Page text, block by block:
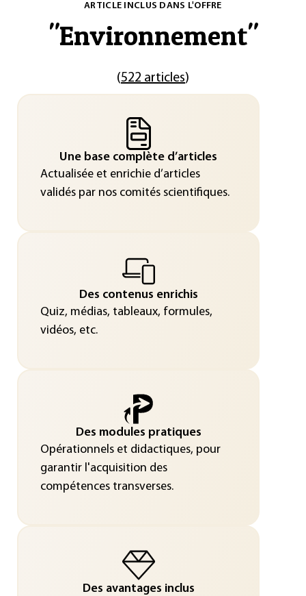
ARTICLE INCLUS DANS L'OFFRE
"Environnement"
(522 articles)
Une base complète d’articles
Actualisée et enrichie d’articles
validés par nos comités scientifiques.
Des contenus enrichis
Quiz, médias, tableaux, formules,
vidéos, etc.
Des modules pratiques
Opérationnels et didactiques, pour
garantir l'acquisition des
compétences transverses.
Des avantages inclus